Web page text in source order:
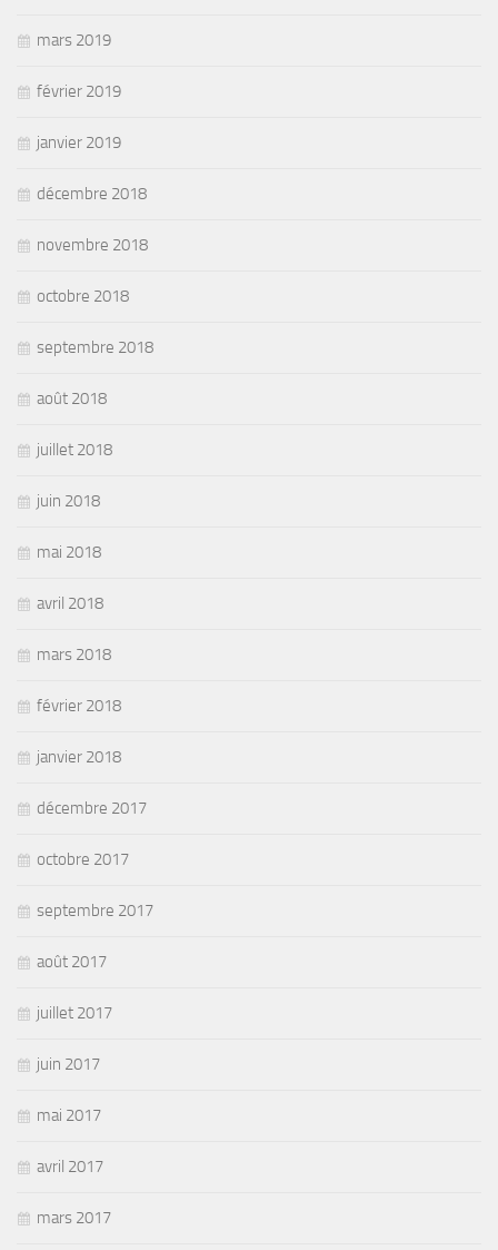
mars 2019
février 2019
janvier 2019
décembre 2018
novembre 2018
octobre 2018
septembre 2018
août 2018
juillet 2018
juin 2018
mai 2018
avril 2018
mars 2018
février 2018
janvier 2018
décembre 2017
octobre 2017
septembre 2017
août 2017
juillet 2017
juin 2017
mai 2017
avril 2017
mars 2017